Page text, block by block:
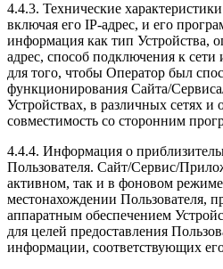
4.4.3. Технические
включая его IP-адрес, и его
информация как тип Устройства,
адрес, способ подключения к
для того, чтобы Оператор был
функционирования Сайта/
Устройствах, в различных сетях и
совместимость со сторонним
4.4.4. Информация о
Пользователя. Сайт/Сервис/
активном, так и в фоновом
местонахождении Пользователя,
аппаратным обеспечением
для целей предоставления
информации, соответствующих